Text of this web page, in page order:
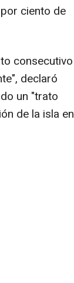
ciento de
consecutivo
declaró
un "trato
de la isla en